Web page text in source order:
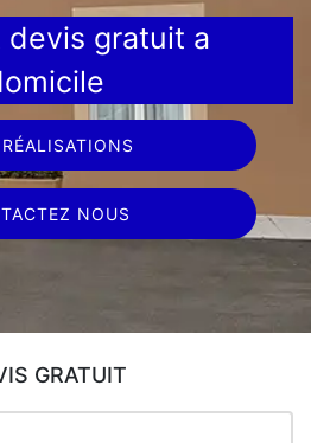
devis gratuit a
NOUS
GRATUIT